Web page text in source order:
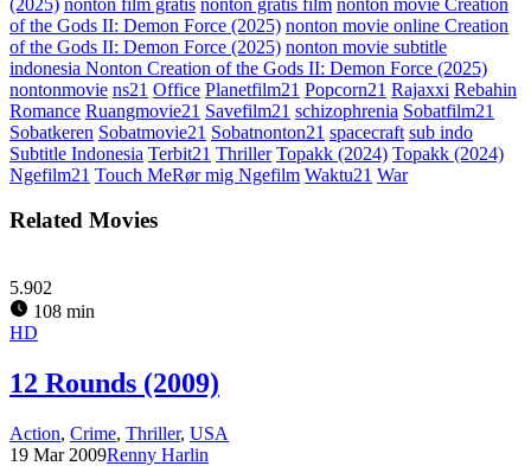
of the Gods II: Demon Force (2025) nonton movie online Creation
of the Gods II: Demon Force (2025) nonton movie subtitle
indonesia Nonton Creation of the Gods II: Demon Force (2025)
nontonmovie ns21 Office Planetfilm21 Popcorn21 Rajaxxi Rebahin
Romance Ruangmovie21 Savefilm21 schizophrenia Sobatfilm21
Sobatkeren Sobatmovie21 Sobatnonton21 spacecraft sub indo
Subtitle Indonesia Terbit21 Thriller Topakk (2024) Topakk (2024)
Ngefilm21 Touch MeRør mig Ngefilm Waktu21 War
Related Movies
5.902
108 min
HD
12 Rounds (2009)
Action, Crime, Thriller, USA
19 Mar 2009Renny Harlin